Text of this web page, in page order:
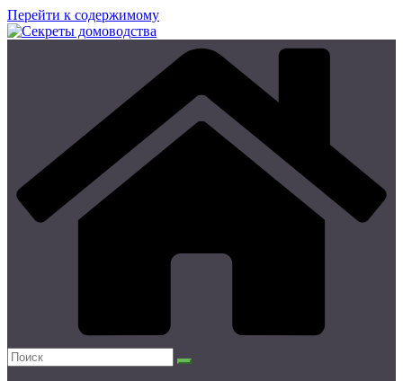
Перейти к содержимому